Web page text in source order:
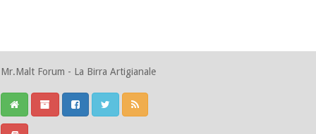
Mr.Malt Forum - La Birra Artigianale